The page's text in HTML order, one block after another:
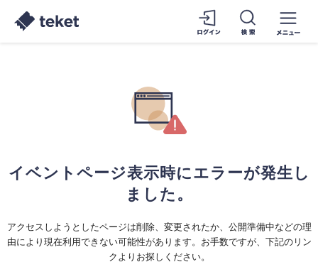
イベントページ表示時にエラーが発生し
ました。
アクセスしようとしたページは削除、変更されたか、公開準備中などの理
由により現在利用できない可能性があります。お手数ですが、下記のリン
クよりお探しください。